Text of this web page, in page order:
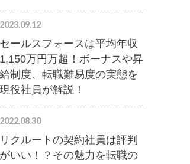
2023.09.12
セールスフォースは平均年収
1,150万円万超！ボーナスや昇
給制度、転職難易度の実態を
現役社員が解説！
2022.08.30
リクルートの契約社員は評判
がいい！？その魅力を転職の